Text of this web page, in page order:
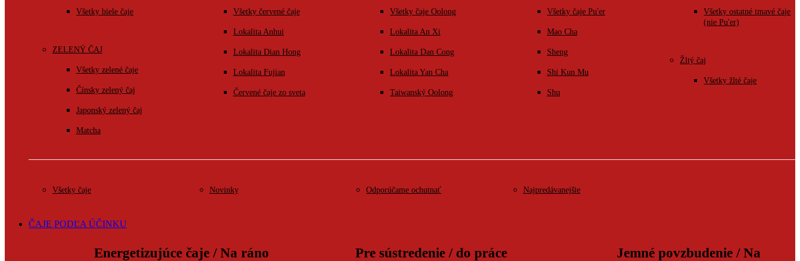
Všetky biele čaje
ZELENÝ ČAJ
Všetky zelené čaje
Čínsky zelený čaj
Japonský zelený čaj
Matcha
Všetky červené čaje
Lokalita Anhui
Lokalita Dian Hong
Lokalita Fujian
Červené čaje zo sveta
Všetky čaje Oolong
Lokalita An Xi
Lokalita Dan Cong
Lokalita Yan Cha
Taiwanský Oolong
Všetky čaje Pu'er
Mao Cha
Sheng
Shi Kun Mu
Shu
Všetky ostatné tmavé čaje
(nie Pu'er)
Žltý čaj
Všetky žlté čaje
Všetky čaje Novinky Odporúčame ochutnať Najpredávanejšie
ČAJE PODĽA ÚČINKU
Energetizujúce čaje / Na ráno Pre sústredenie / do práce
Jemné povzbudenie / Na